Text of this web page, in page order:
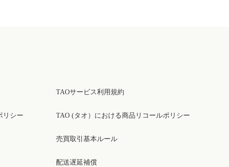
リシー
TAOサービス利用規約
TAO (タオ）における商品リコールポリシー
売買取引基本ルール
配送遅延補償